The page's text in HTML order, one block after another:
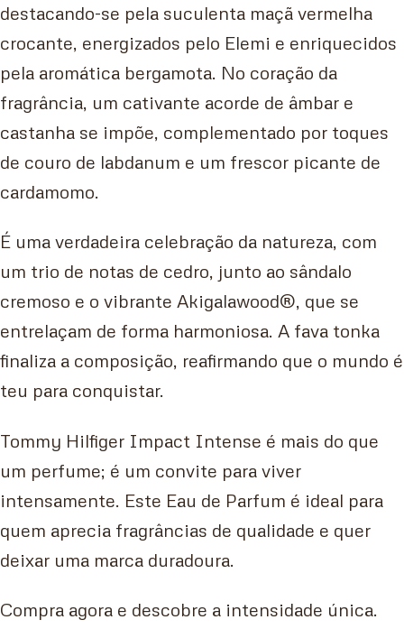
destacando-se pela suculenta maçã vermelha
crocante, energizados pelo Elemi e enriquecidos
pela aromática bergamota. No coração da
fragrância, um cativante acorde de âmbar e
castanha se impõe, complementado por toques
de couro de labdanum e um frescor picante de
cardamomo.
É uma verdadeira celebração da natureza, com
um trio de notas de cedro, junto ao sândalo
cremoso e o vibrante Akigalawood®, que se
entrelaçam de forma harmoniosa. A fava tonka
finaliza a composição, reafirmando que o mundo é
teu para conquistar.
Tommy Hilfiger Impact Intense é mais do que
um perfume; é um convite para viver
intensamente. Este Eau de Parfum é ideal para
quem aprecia fragrâncias de qualidade e quer
deixar uma marca duradoura.
Compra agora e descobre a intensidade única.